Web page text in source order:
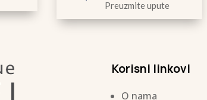
Preuzmite upute
Korisni linkovi
O nama